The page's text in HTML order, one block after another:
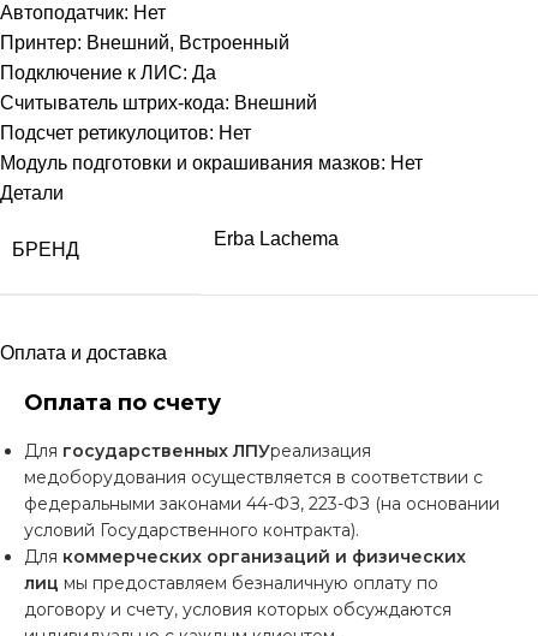
Автоподатчик: Нет
Принтер: Внешний, Встроенный
Подключение к ЛИС: Да
Считыватель штрих-кода: Внешний
Подсчет ретикулоцитов: Нет
Модуль подготовки и окрашивания мазков: Нет
Детали
БРЕНД
Erba Lachema
Оплата и доставка
Оплата по счету
Для государственных ЛПУреализация
медоборудования осуществляется в соответствии с
федеральными законами 44-ФЗ, 223-ФЗ (на основании
условий Государственного контракта).
Для коммерческих организаций и физических
лиц мы предоставляем безналичную оплату по
договору и счету, условия которых обсуждаются